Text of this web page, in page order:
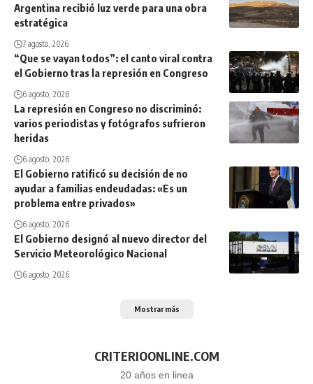
Argentina recibió luz verde para una obra
estratégica
7 agosto, 2026
“Que se vayan todos”: el canto viral contra
el Gobierno tras la represión en Congreso
6 agosto, 2026
La represión en Congreso no discriminó:
varios periodistas y fotógrafos sufrieron
heridas
6 agosto, 2026
El Gobierno ratificó su decisión de no
ayudar a familias endeudadas: «Es un
problema entre privados»
6 agosto, 2026
El Gobierno designó al nuevo director del
Servicio Meteorológico Nacional
6 agosto, 2026
Mostrar más
CRITERIOONLINE.COM
20 años en linea